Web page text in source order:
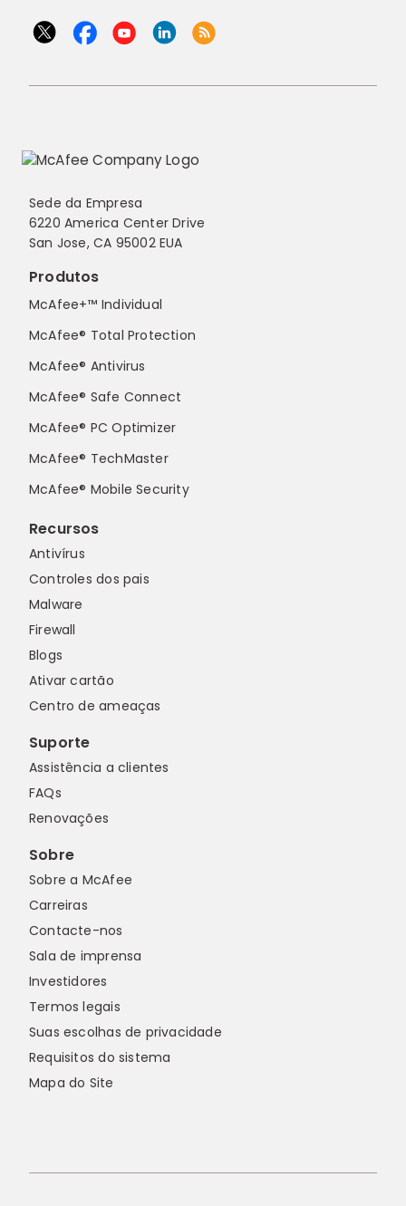
Sede da Empresa
6220 America Center Drive
San Jose, CA 95002 EUA
Produtos
McAfee+™ Individual
McAfee® Total Protection
McAfee® Antivirus
McAfee® Safe Connect
McAfee® PC Optimizer
McAfee® TechMaster
McAfee® Mobile Security
Recursos
Antivírus
Controles dos pais
Malware
Firewall
Blogs
Ativar cartão
Centro de ameaças
Suporte
Assistência a clientes
FAQs
Renovações
Sobre
Sobre a McAfee
Carreiras
Contacte-nos
Sala de imprensa
Investidores
Termos legais
Suas escolhas de privacidade
Requisitos do sistema
Mapa do Site